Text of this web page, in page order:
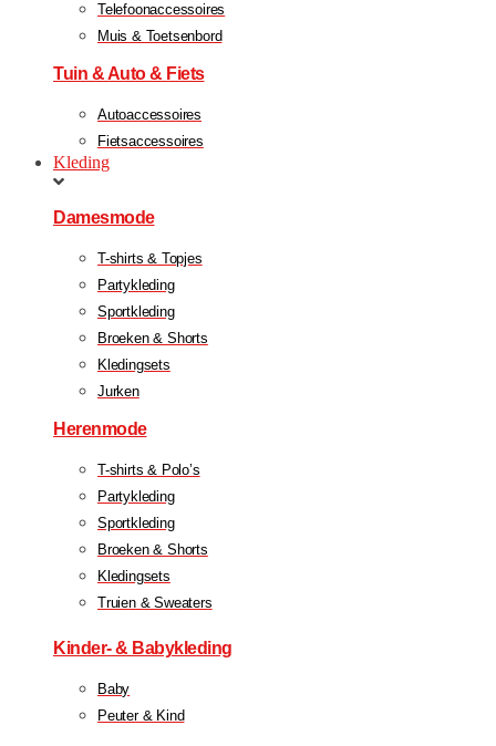
Telefoonaccessoires
Muis & Toetsenbord
Tuin & Auto & Fiets
Autoaccessoires
Fietsaccessoires
Kleding
Damesmode
T-shirts & Topjes
Partykleding
Sportkleding
Broeken & Shorts
Kledingsets
Jurken
Herenmode
T-shirts & Polo’s
Partykleding
Sportkleding
Broeken & Shorts
Kledingsets
Truien & Sweaters
Kinder- & Babykleding
Baby
Peuter & Kind